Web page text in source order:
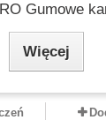
Gumowe
Więcej